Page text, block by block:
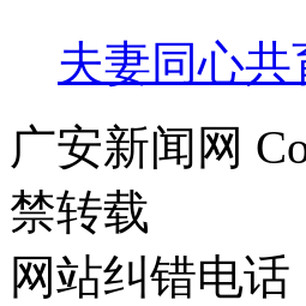
夫妻同心共
广安新闻网
禁转载
网站纠错电话